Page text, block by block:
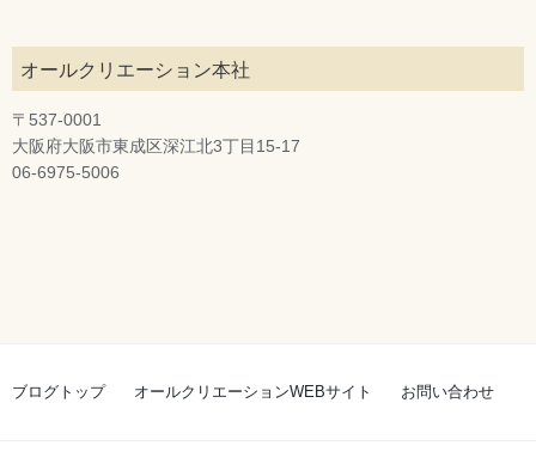
オールクリエーション本社
〒537-0001
大阪府大阪市東成区深江北3丁目15-17
06-6975-5006
ブログトップ オールクリエーションWEBサイト お問い合わせ